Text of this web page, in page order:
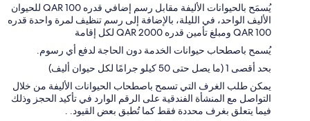
يُسمَح بالحيوانات الأليفة مقابل رسم إضافي قدره QAR 100 للحيوان
الأليف الواحد، في الليلة، بالإضافة إلى رسم تنظيف لمرة واحدة قدره
QAR 100 ومبلغ تأمين قدره QAR 2000 لكل إقامة
يُسمح باصطحاب حيوانات الخدمة دون الحاجة لدفع أي رسوم.
بحد أقصى 1 (ما يصل حتى 50 كيلو جرامًا لكل حيوان أليف)
يمكن طلب الغرف التي تسمح باصطحاب الحيوانات الأليفة من خلال
التواصل مع المنشأة الفندقية على الرقم الوارد في تأكيد الحجز وذلك
فيما يتعلق بغرف محددة فقط كما تُطبق بعض القيود. .